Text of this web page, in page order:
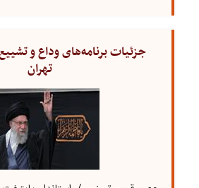
جزئیات برنامه‌های وداع و
تهران